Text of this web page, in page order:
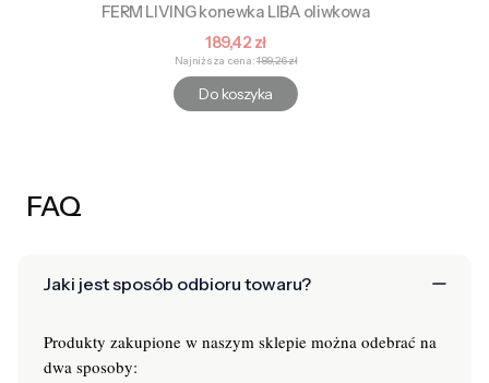
FERM LIVING konewka LIBA oliwkowa
Cena promocyjna
189,42 zł
Najniższa cena:189,26 zł
Do koszyka
FAQ
Jaki jest sposób odbioru towaru?
Produkty zakupione w naszym sklepie można odebrać na
dwa sposoby: